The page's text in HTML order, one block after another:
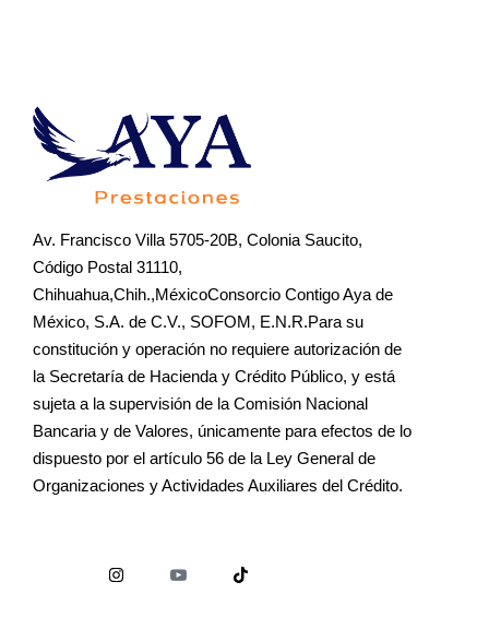
Av. Francisco Villa 5705-20B, Colonia Saucito,
Código Postal 31110,
Chihuahua,Chih.,MéxicoConsorcio Contigo Aya de
México, S.A. de C.V., SOFOM, E.N.R.Para su
constitución y operación no requiere autorización de
la Secretaría de Hacienda y Crédito Público, y está
sujeta a la supervisión de la Comisión Nacional
Bancaria y de Valores, únicamente para efectos de lo
dispuesto por el artículo 56 de la Ley General de
Organizaciones y Actividades Auxiliares del Crédito.